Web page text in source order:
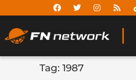
Tag: 1987